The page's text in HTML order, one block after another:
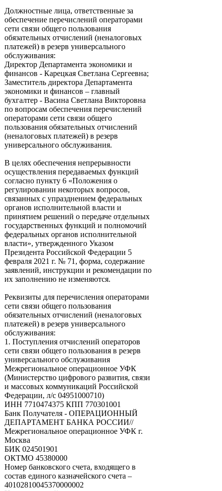
Должностные лица, ответственные за
обеспечение перечислений операторами
сети связи общего пользования
обязательных отчислений (неналоговых
платежей) в резерв универсального
обслуживания:
Директор Департамента экономики и
финансов - Карецкая Светлана Сергеевна;
Заместитель директора Департамента
экономики и финансов – главный
бухгалтер - Васина Светлана Викторовна
по вопросам обеспечения перечислений
операторами сети связи общего
пользования обязательных отчислений
(неналоговых платежей) в резерв
универсального обслуживания.
В целях обеспечения непрерывности
осуществления передаваемых функций
согласно пункту 6 «Положения о
регулировании некоторых вопросов,
связанных с упразднением федеральных
органов исполнительной власти и
принятием решений о передаче отдельных
государственных функций и полномочий
федеральных органов исполнительной
власти», утвержденного Указом
Президента Российской Федерации 5
февраля 2021 г. № 71, форма, содержание
заявлений, инструкции и рекомендации по
их заполнению не изменяются.
Реквизиты для перечисления операторами
сети связи общего пользования
обязательных отчислений (неналоговых
платежей) в резерв универсального
обслуживания:
1. Поступления отчислений операторов
сети связи общего пользования в резерв
универсального обслуживания
Межрегиональное операционное УФК
(Министерство цифрового развития, связи
и массовых коммуникаций Российской
Федерации, л/с 04951000710)
ИНН 7710474375 КПП 770301001
Банк Получателя - ОПЕРАЦИОННЫЙ
ДЕПАРТАМЕНТ БАНКА РОССИИ//
Межрегиональное операционное УФК г.
Москва
БИК 024501901
ОКТМО 45380000
Номер банковского счета, входящего в
состав единого казначейского счета –
40102810045370000002